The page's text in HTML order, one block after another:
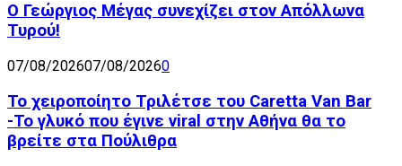
Ο Γεώργιος Μέγας συνεχίζει στον Απόλλωνα
Τυρού!
07/08/202607/08/20260
Το χειροποίητο Τριλέτσε του Caretta Van Bar
-Το γλυκό που έγινε viral στην Αθήνα θα το
βρείτε στα Πούλιθρα